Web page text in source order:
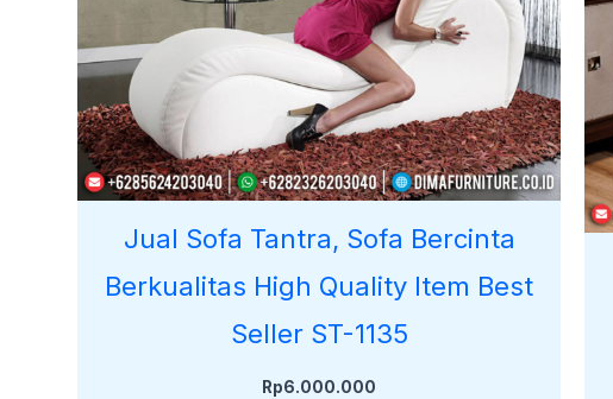
Jual Sofa Tantra, Sofa Bercinta
Berkualitas High Quality Item Best
Seller ST-1135
Rp6.000.000